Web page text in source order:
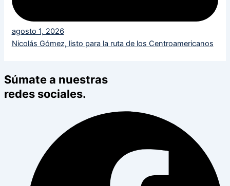
agosto 1, 2026
Nicolás Gómez, listo para la ruta de los Centroamericanos
Súmate a nuestras
redes sociales.